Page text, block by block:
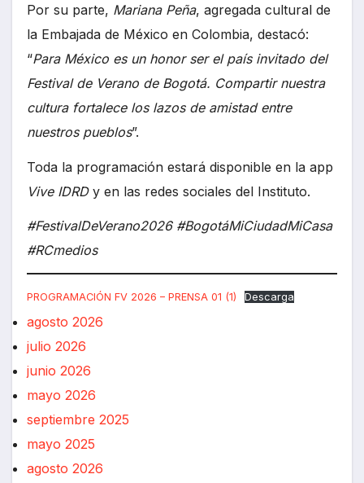
Por su parte, Mariana Peña, agregada cultural de
la Embajada de México en Colombia, destacó:
“Para México es un honor ser el país invitado del
Festival de Verano de Bogotá. Compartir nuestra
cultura fortalece los lazos de amistad entre
nuestros pueblos”.
Toda la programación estará disponible en la app
Vive IDRDy en las redes sociales del Instituto.
#FestivalDeVerano2026 #BogotáMiCiudadMiCasa
#RCmedios
PROGRAMACIÓN FV 2026 – PRENSA 01 (1) Descarga
agosto 2026
julio 2026
junio 2026
mayo 2026
septiembre 2025
mayo 2025
agosto 2026